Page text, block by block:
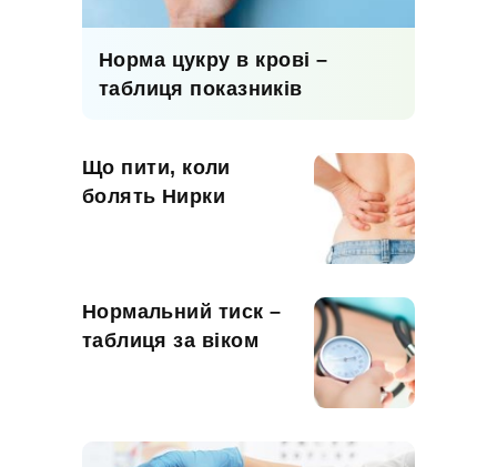
Норма цукру в крові –
таблиця показників
Що пити, коли
болять Нирки
Нормальний тиск –
таблиця за віком